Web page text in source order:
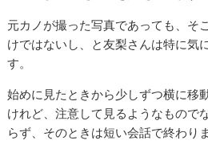
元カノが撮った写真であっても、そ
けではないし、と友梨さんは特に気
す。
始めに見たときから少しずつ横に移
けれど、注意して見るようなもので
らず、そのときは短い会話で終わりま